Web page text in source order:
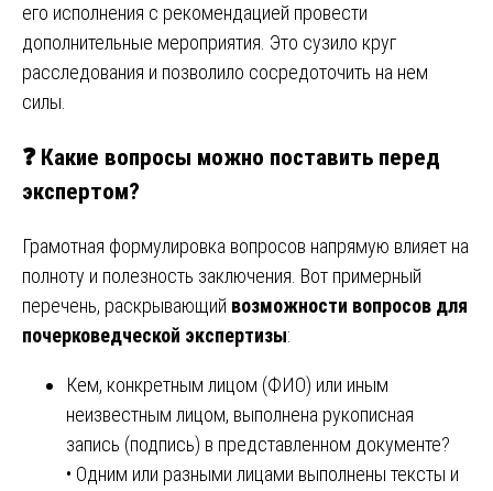
его исполнения с рекомендацией провести
дополнительные мероприятия. Это сузило круг
расследования и позволило сосредоточить на нем
силы.
❓ Какие вопросы можно поставить перед
экспертом?
Грамотная формулировка вопросов напрямую влияет на
полноту и полезность заключения. Вот примерный
перечень, раскрывающий возможности вопросов для
почерковедческой экспертизы:
Кем, конкретным лицом (ФИО) или иным
неизвестным лицом, выполнена рукописная
запись (подпись) в представленном документе?
• Одним или разными лицами выполнены тексты и